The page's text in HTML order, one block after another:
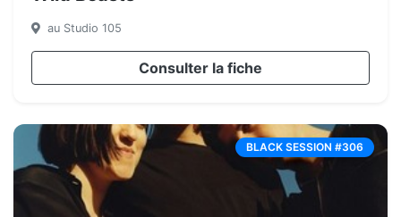
au Studio 105
Consulter la fiche
BLACK SESSION #306